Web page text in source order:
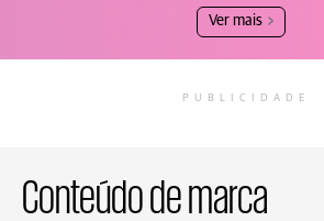
Ver mais
PUBLICIDADE
Conteúdo de marca